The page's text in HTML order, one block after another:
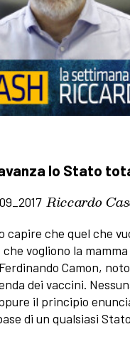
lo Stato
Riccardo
capire che quel che
vogliono la
Camon,
dei vaccini.
il principio
di un qualsiasi